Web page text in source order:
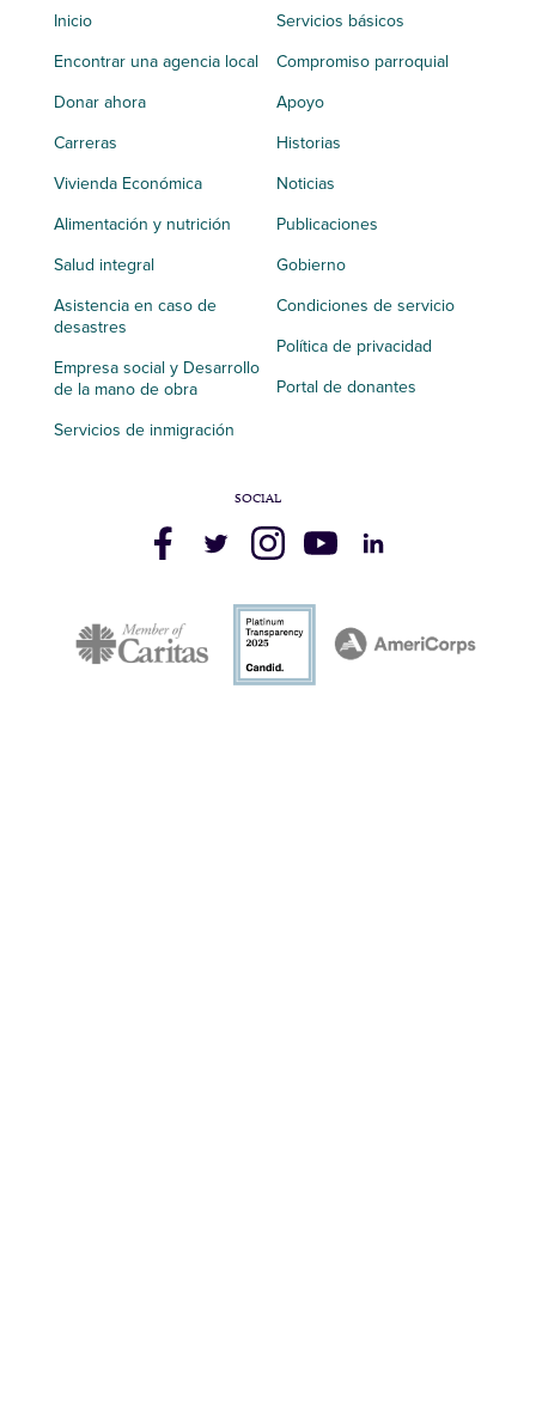
Inicio
Encontrar una agencia local
Donar ahora
Carreras
Vivienda Económica
Alimentación y nutrición
Salud integral
Asistencia en caso de
desastres
Empresa social y Desarrollo
de la mano de obra
Servicios de inmigración
Servicios básicos
Compromiso parroquial
Apoyo
Historias
Noticias
Publicaciones
Gobierno
Condiciones de servicio
Política de privacidad
Portal de donantes
SOCIAL